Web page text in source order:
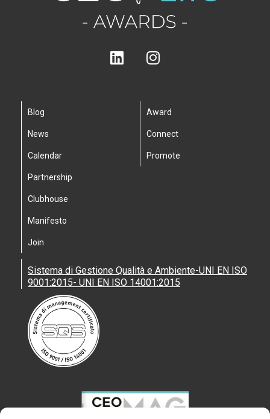
Blog
News
Calendar
Partnership
Clubhouse
Manifesto
Join
Award
Connect
Promote
Sistema di Gestione Qualità e Ambiente-UNI EN ISO
9001:2015- UNI EN ISO 14001:2015